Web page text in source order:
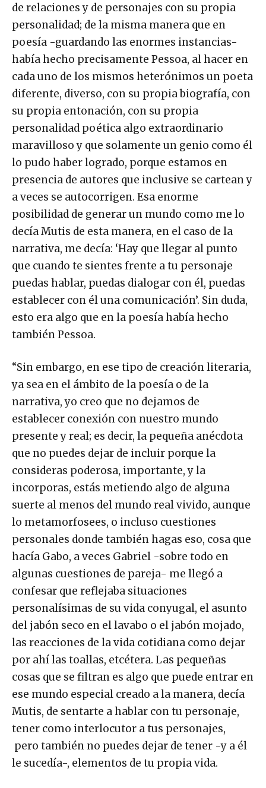
de relaciones y de personajes con su propia
personalidad; de la misma manera que en
poesía -guardando las enormes instancias-
había hecho precisamente Pessoa, al hacer en
cada uno de los mismos heterónimos un poeta
diferente, diverso, con su propia biografía, con
su propia entonación, con su propia
personalidad poética algo extraordinario
maravilloso y que solamente un genio como él
lo pudo haber logrado, porque estamos en
presencia de autores que inclusive se cartean y
a veces se autocorrigen. Esa enorme
posibilidad de generar un mundo como me lo
decía Mutis de esta manera, en el caso de la
narrativa, me decía: ‘Hay que llegar al punto
que cuando te sientes frente a tu personaje
puedas hablar, puedas dialogar con él, puedas
establecer con él una comunicación’. Sin duda,
esto era algo que en la poesía había hecho
también Pessoa.
“Sin embargo, en ese tipo de creación literaria,
ya sea en el ámbito de la poesía o de la
narrativa, yo creo que no dejamos de
establecer conexión con nuestro mundo
presente y real; es decir, la pequeña anécdota
que no puedes dejar de incluir porque la
consideras poderosa, importante, y la
incorporas, estás metiendo algo de alguna
suerte al menos del mundo real vivido, aunque
lo metamorfosees, o incluso cuestiones
personales donde también hagas eso, cosa que
hacía Gabo, a veces Gabriel -sobre todo en
algunas cuestiones de pareja- me llegó a
confesar que reflejaba situaciones
personalísimas de su vida conyugal, el asunto
del jabón seco en el lavabo o el jabón mojado,
las reacciones de la vida cotidiana como dejar
por ahí las toallas, etcétera. Las pequeñas
cosas que se filtran es algo que puede entrar en
ese mundo especial creado a la manera, decía
Mutis, de sentarte a hablar con tu personaje,
tener como interlocutor a tus personajes,
pero también no puedes dejar de tener -y a él
le sucedía-, elementos de tu propia vida.